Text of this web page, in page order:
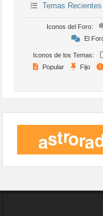
Temas Recientes
Iconos del Foro:
El
Iconos de los Temas:
Popular
Fijo